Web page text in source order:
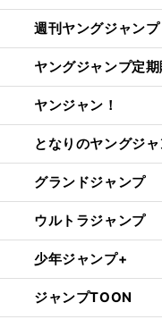
週刊ヤングジャンプ
ヤングジャンプ定
ヤンジャン！
となりのヤングジ
グランドジャンプ
ウルトラジャンプ
少年ジャンプ+
ジャンプTOON